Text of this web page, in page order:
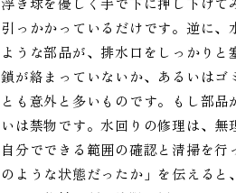
引っかかっているだけです。逆に
ような部品が、排水口をしっかり
鎖が絡まっていないか、あるいは
とも意外と多いものです。もし部
いは禁物です。水回りの修理は、無
自分でできる範囲の確認と清掃を
のような状態だったか」を伝える